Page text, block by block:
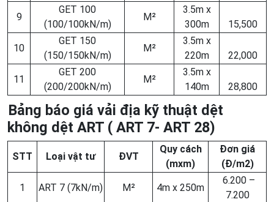
9
GET 100
(100/100kN/m)
M²
3.5m x
300m
15,500
10
GET 150
(150/150kN/m)
M²
3.5m x
220m
22,000
11
GET 200
(200/200kN/m)
M²
3.5m x
140m
28,800
Bảng báo giá vải địa kỹ thuật dệt
không dệt ART ( ART 7- ART 28)
STT Loại vật tư ĐVT
Quy cách
(mxm)
Đơn giá
(Đ/m2)
1 ART 7 (7kN/m) M² 4m x 250m
6.200 –
7.200